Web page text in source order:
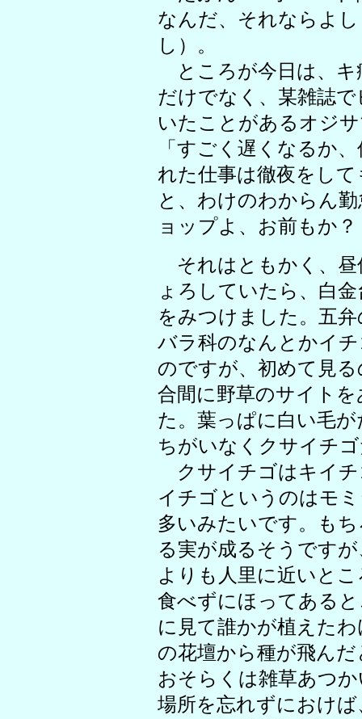
なんだ、それならよ
し）。
ところが今日は、キ
だけでなく、某雑誌
いたことがあるオジ
「すごく遅くなるか
れた仕事は徹夜をし
と、わけのわからん
ョップよ、お前もか？
それはともかく、昼
ょろしていたら、白
をみつけました。五
バラ科のなんとかイ
のですが、初めて見
合間に野草のサイト
た。葉っぱに白い毛
ちがいなくクサイチ
クサイチゴはキイチ
イチゴというのはモ
多いみたいです。も
る実が成るそうです
よりも人里に近いと
食べずにほってある
に見て誰かが植えた
の花壇から種が飛ん
おそらくは雑草あつ
場所を忘れずにおけ